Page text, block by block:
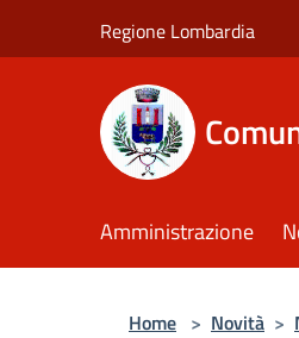
Regione Lombardia
Amministrazione
Home > Novità >